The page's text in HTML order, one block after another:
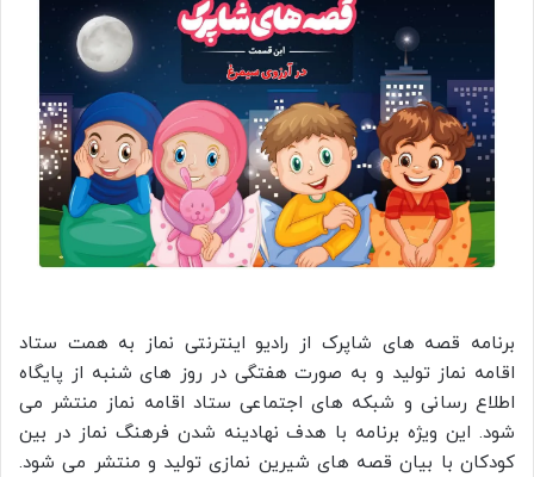
برنامه قصه های شاپرک از رادیو اینترنتی نماز به همت ستاد
اقامه نماز تولید و به صورت هفتگی در روز های شنبه از پایگاه
اطلاع رسانی و شبکه های اجتماعی ستاد اقامه نماز منتشر می
شود. این ویژه برنامه با هدف نهادینه شدن فرهنگ نماز در بین
کودکان با بیان قصه های شیرین نمازی تولید و منتشر می شود.